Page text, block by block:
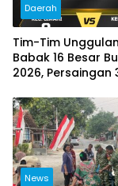
Daerah
Tim-Tim
Babak 16 Besar
2026, Persaingan
News